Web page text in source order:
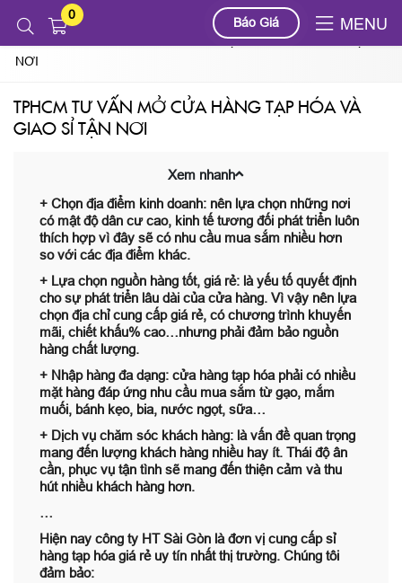
0
Báo Giá MENU
Tin tức
TPHCM TƯ VẤN MỞ CỬA HÀNG TẠP HÓA VÀ GIAO SỈ TẬN
NƠI
TPHCM TƯ VẤN MỞ CỬA HÀNG TẠP HÓA VÀ
GIAO SỈ TẬN NƠI
Xem nhanh
+ Chọn địa điểm kinh doanh: nên lựa chọn những nơi
có mật độ dân cư cao, kinh tế tương đối phát triển luôn
thích hợp vì đây sẽ có nhu cầu mua sắm nhiều hơn
so với các địa điểm khác.
+ Lựa chọn nguồn hàng tốt, giá rẻ: là yếu tố quyết định
cho sự phát triển lâu dài của cửa hàng. Vì vậy nên lựa
chọn địa chỉ cung cấp giá rẻ, có chương trình khuyến
mãi, chiết khấu% cao…nhưng phải đảm bảo nguồn
hàng chất lượng.
+ Nhập hàng đa dạng: cửa hàng tạp hóa phải có nhiều
mặt hàng đáp ứng nhu cầu mua sắm từ gạo, mắm
muối, bánh kẹo, bia, nước ngọt, sữa…
+ Dịch vụ chăm sóc khách hàng: là vấn đề quan trọng
mang đến lượng khách hàng nhiều hay ít. Thái độ ân
cần, phục vụ tận tình sẽ mang đến thiện cảm và thu
hút nhiều khách hàng hơn.
…
Hiện nay công ty HT Sài Gòn là đơn vị cung cấp sỉ
hàng tạp hóa giá rẻ uy tín nhất thị trường. Chúng tôi
đảm bảo: